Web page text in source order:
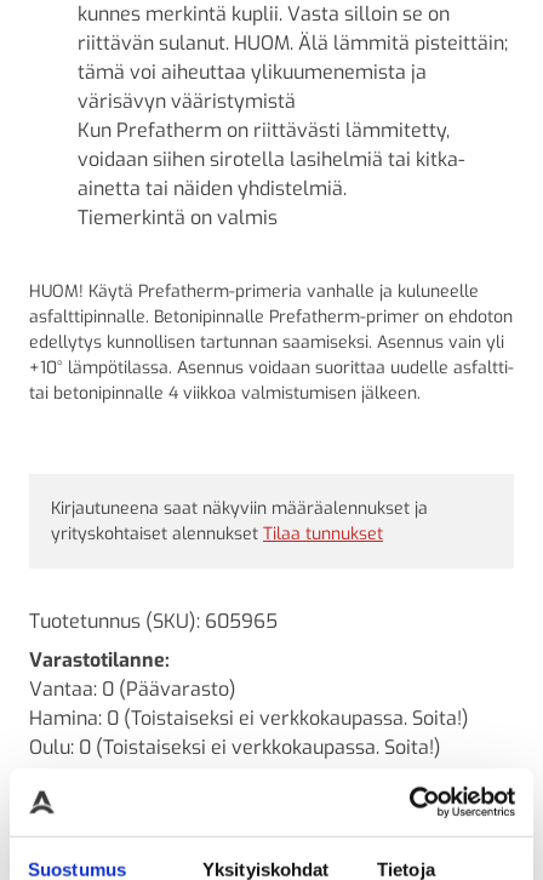
Suostumus Yksityiskohdat Tietoja
kunnes merkintä kuplii. Vasta silloin se on
riittävän sulanut. HUOM. Älä lämmitä pisteittäin;
tämä voi aiheuttaa ylikuumenemista ja
värisävyn vääristymistä
Kun Prefatherm on riittävästi lämmitetty,
voidaan siihen sirotella lasihelmiä tai kitka-
ainetta tai näiden yhdistelmiä.
Tiemerkintä on valmis
HUOM! Käytä Prefatherm-primeria vanhalle ja kuluneelle
asfalttipinnalle. Betonipinnalle Prefatherm-primer on ehdoton
edellytys kunnollisen tartunnan saamiseksi. Asennus vain yli
+10° lämpötilassa. Asennus voidaan suorittaa uudelle asfaltti-
tai betonipinnalle 4 viikkoa valmistumisen jälkeen.
Kirjautuneena saat näkyviin määräalennukset ja
yrityskohtaiset alennukset Tilaa tunnukset
Tuotetunnus (SKU): 605965
Varastotilanne:
Vantaa: 0 (Päävarasto)
Hamina: 0 (Toistaiseksi ei verkkokaupassa. Soita!)
Oulu: 0 (Toistaiseksi ei verkkokaupassa. Soita!)
Lähetettävissä: